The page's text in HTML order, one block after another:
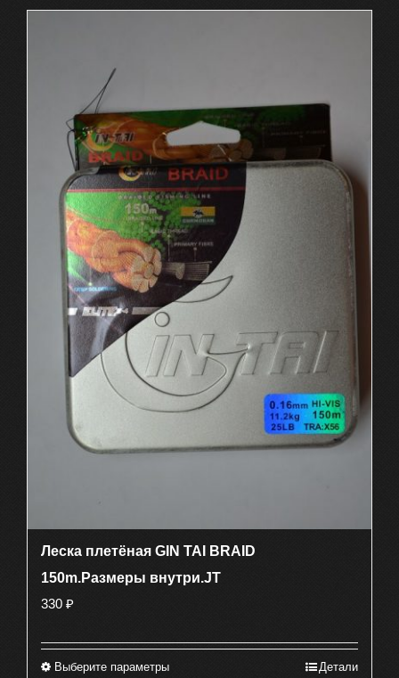
Опции
можно
выбрать
на
странице
товара.
Леска плетёная GIN TAI BRAID
150m.Размеры внутри.JT
330 ₽
Выберите параметрыЭтот
Детали